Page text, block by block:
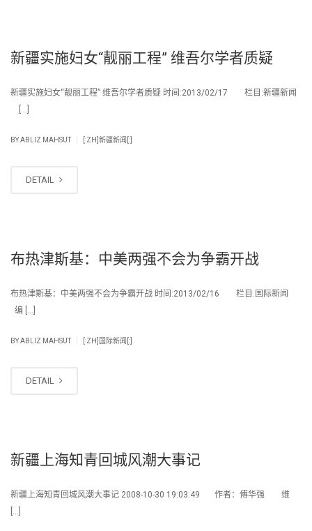
新疆实施妇女“靓丽工程” 维吾尔学者质疑
新疆实施妇女“靓丽工程” 维吾尔学者质疑 时间:2013/02/17 栏目:新疆新闻
[…]
BYABLIZ MAHSUT [:ZH]新疆新闻[:]
DETAIL
布热津斯基：中美两强不会为争霸开战
布热津斯基：中美两强不会为争霸开战 时间:2013/02/16 栏目:国际新闻
编 […]
BYABLIZ MAHSUT [:ZH]国际新闻[:]
DETAIL
新疆上海知青回城风潮大事记
新疆上海知青回城风潮大事记 2008-10-30 19:03:49 作者：傅华强 维
[…]